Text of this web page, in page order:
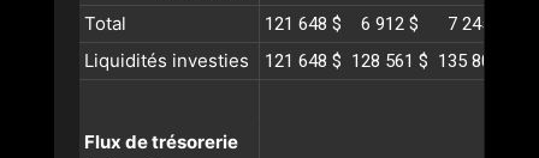
Total 121 648 $ 6 912 $ 7 245 $
Liquidités investies 121 648 $ 128 561 $ 135 806 $
Flux de trésorerie